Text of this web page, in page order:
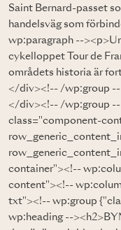
Saint Bernard-passet
handelsväg som
wp:paragraph --
cykelloppet Tour de
områdets historia är
</div><!-- /wp:group
</div><!-- /wp:group
class="component-
container"><!--
content"><!--
txt"><!-- wp:group
wp:heading --